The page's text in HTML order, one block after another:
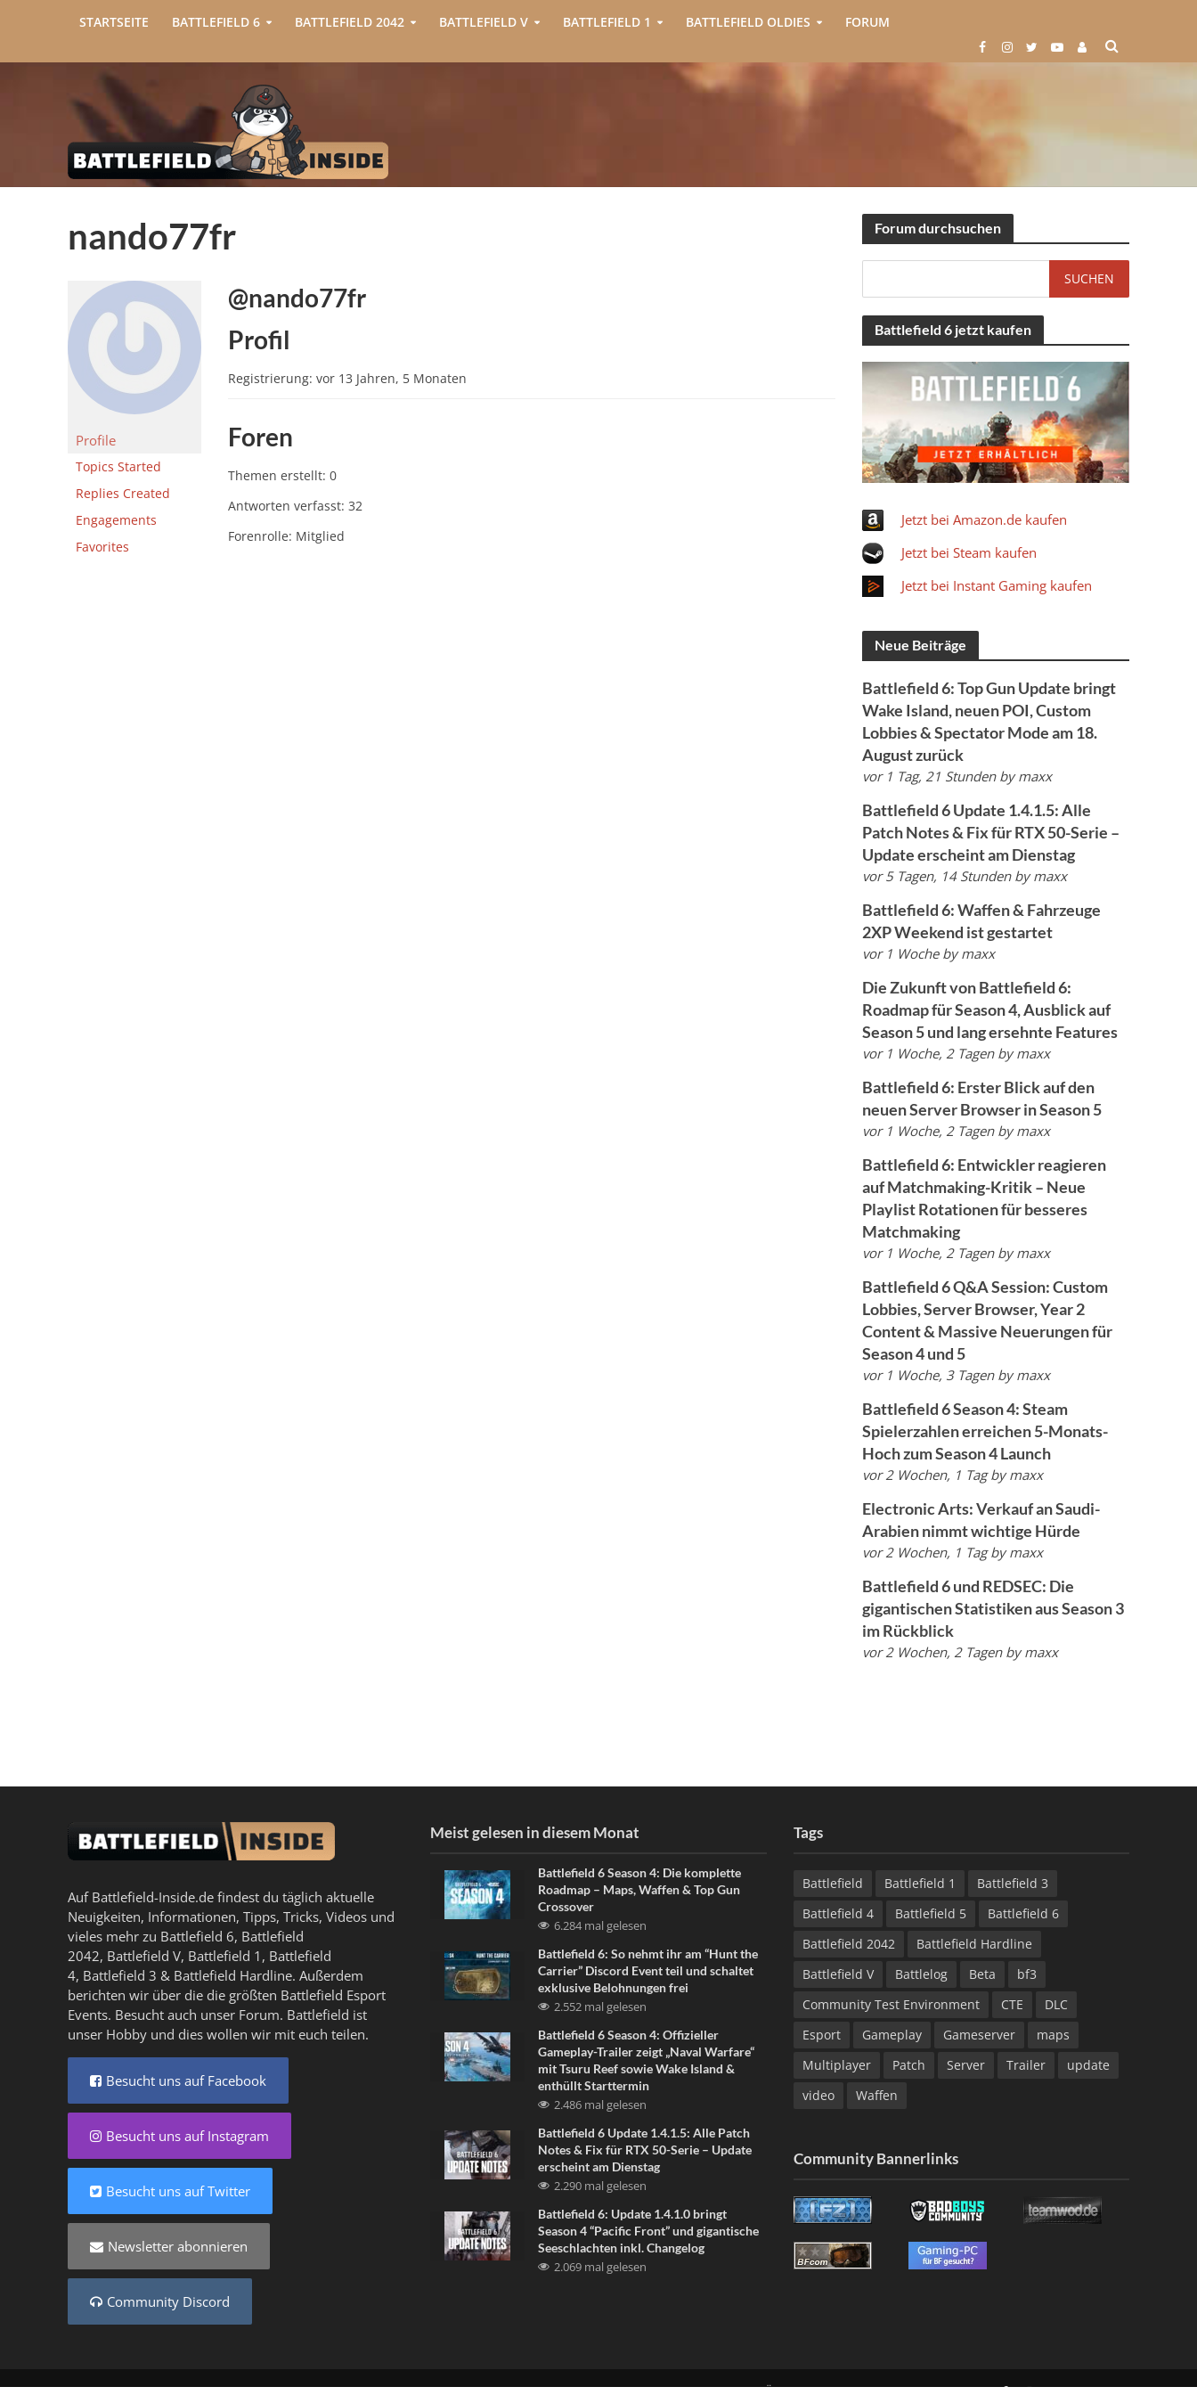
STARTSEITE BATTLEFIELD 6 BATTLEFIELD 2042 BATTLEFIELD V BATTLEFIELD 1 BATTLEFIELD OLDIES FORUM
nando77fr
Profile
Topics Started
Replies Created
Engagements
Favorites
@nando77fr
Profil
Registrierung: vor 13 Jahren, 5 Monaten
Foren
Themen erstellt: 0
Antworten verfasst: 32
Forenrolle: Mitglied
Forum durchsuchen
Battlefield 6 jetzt kaufen
Jetzt bei Amazon.de kaufen
Jetzt bei Steam kaufen
Jetzt bei Instant Gaming kaufen
Neue Beiträge
Battlefield 6: Top Gun Update bringt
Wake Island, neuen POI, Custom
Lobbies & Spectator Mode am 18.
August zurück
vor 1 Tag, 21 Stunden bymaxx
Battlefield 6 Update 1.4.1.5: Alle
Patch Notes & Fix für RTX 50-Serie –
Update erscheint am Dienstag
vor 5 Tagen, 14 Stunden bymaxx
Battlefield 6: Waffen & Fahrzeuge
2XP Weekend ist gestartet
vor 1 Woche bymaxx
Die Zukunft von Battlefield 6:
Roadmap für Season 4, Ausblick auf
Season 5 und lang ersehnte Features
vor 1 Woche, 2 Tagen bymaxx
Battlefield 6: Erster Blick auf den
neuen Server Browser in Season 5
vor 1 Woche, 2 Tagen bymaxx
Battlefield 6: Entwickler reagieren
auf Matchmaking-Kritik – Neue
Playlist Rotationen für besseres
Matchmaking
vor 1 Woche, 2 Tagen bymaxx
Battlefield 6 Q&A Session: Custom
Lobbies, Server Browser, Year 2
Content & Massive Neuerungen für
Season 4 und 5
vor 1 Woche, 3 Tagen bymaxx
Battlefield 6 Season 4: Steam
Spielerzahlen erreichen 5-Monats-
Hoch zum Season 4 Launch
vor 2 Wochen, 1 Tag bymaxx
Electronic Arts: Verkauf an Saudi-
Arabien nimmt wichtige Hürde
vor 2 Wochen, 1 Tag bymaxx
Battlefield 6 und REDSEC: Die
gigantischen Statistiken aus Season 3
im Rückblick
vor 2 Wochen, 2 Tagen bymaxx
Auf Battlefield-Inside.de findest du täglich aktuelle
Neuigkeiten, Informationen, Tipps, Tricks, Videos und
vieles mehr zu Battlefield 6, Battlefield
2042, Battlefield V, Battlefield 1 , Battlefield
4, Battlefield 3 & Battlefield Hardline. Außerdem
berichten wir über die die größten Battlefield Esport
Events. Besucht auch unser Forum. Battlefield ist
unser Hobby und dies wollen wir mit euch teilen.
Besucht uns auf Facebook
Besucht uns auf Instagram
Besucht uns auf Twitter
Newsletter abonnieren
Community Discord
Meist gelesen in diesem Monat
Battlefield 6 Season 4: Die komplette
Roadmap – Maps, Waffen & Top Gun
Crossover
6.284 mal gelesen
Battlefield 6: So nehmt ihr am “Hunt the
Carrier” Discord Event teil und schaltet
exklusive Belohnungen frei
2.552 mal gelesen
Battlefield 6 Season 4: Offizieller
Gameplay-Trailer zeigt „Naval Warfare“
mit Tsuru Reef sowie Wake Island &
enthüllt Starttermin
2.486 mal gelesen
Battlefield 6 Update 1.4.1.5: Alle Patch
Notes & Fix für RTX 50-Serie – Update
erscheint am Dienstag
2.290 mal gelesen
Battlefield 6: Update 1.4.1.0 bringt
Season 4 “Pacific Front” und gigantische
Seeschlachten inkl. Changelog
2.069 mal gelesen
Tags
Battlefield Battlefield 1
Battlefield 3
Battlefield 4
Battlefield 5
Battlefield 6
Battlefield 2042
Battlefield Hardline
Battlefield V
Battlelog Beta
bf3
Community Test Environment
CTE
DLC
Esport
Gameplay Gameserver
maps
Multiplayer
Patch Server Trailer
update
video
Waffen
Community Bannerlinks